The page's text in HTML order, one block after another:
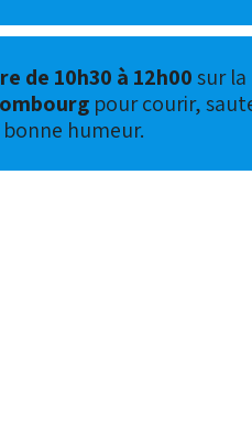
de 10h30 à 12h00sur
pour courir,
humeur.